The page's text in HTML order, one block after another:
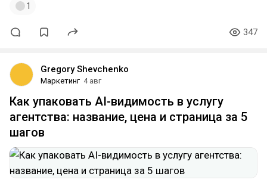
1
347
Gregory Shevchenko
Маркетинг 4 авг
Как упаковать AI-видимость в услугу
агентства: название, цена и страница за 5
шагов